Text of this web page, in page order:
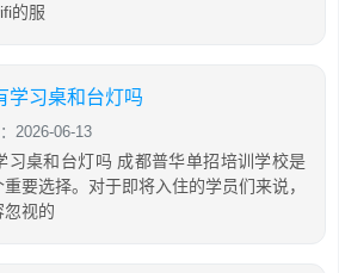
的服
学习桌和台灯吗
2026-06-13
习桌和台灯吗 成都普华单招培训学校是
要选择。对于即将入住的学员们来说，
视的